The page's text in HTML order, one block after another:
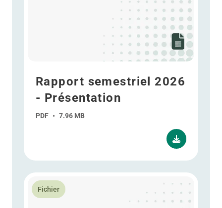
Rapport semestriel 2026
- Présentation
PDF • 7.96 MB
Fichier
En savoir plus Résultats du Q1 2026 - Présentation